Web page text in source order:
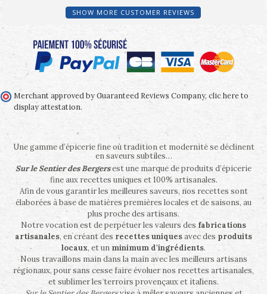
SHOW MORE CUSTOMER REVIEWS
Merchant approved by Guaranteed Reviews Company, clic here to
display attestation.
Une gamme d’épicerie fine où tradition et modernité se déclinent
en saveurs subtiles…
Sur le Sentier des Bergersest une marque de produits d’épicerie
fine aux recettes uniques et 100% artisanales.
Afin de vous garantir les meilleures saveurs, nos recettes sont
élaborées à base de matières premières locales et de saisons, au
plus proche des artisans.
Notre vocation est de perpétuer les valeurs des fabrications
artisanales, en créant des recettes uniquesavec des produits
locaux, et un minimum d'ingrédients.
Nous travaillons main dans la main avec les meilleurs artisans
régionaux, pour sans cesse faire évoluer nos recettes artisanales,
et sublimer les terroirs provençaux et italiens.